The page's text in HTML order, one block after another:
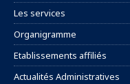
Les services
Organigramme
Etablissements affiliés
Actualités Administratives